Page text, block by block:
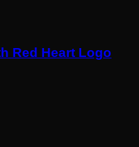
Red Heart Logo